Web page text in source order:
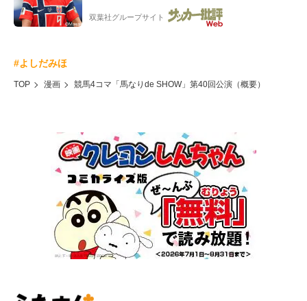
ー”映像が話題!「元気をもらった」
双葉社グループサイト
#よしだみほ
TOP 漫画 競馬4コマ「馬なりde SHOW」第40回公演（概要）